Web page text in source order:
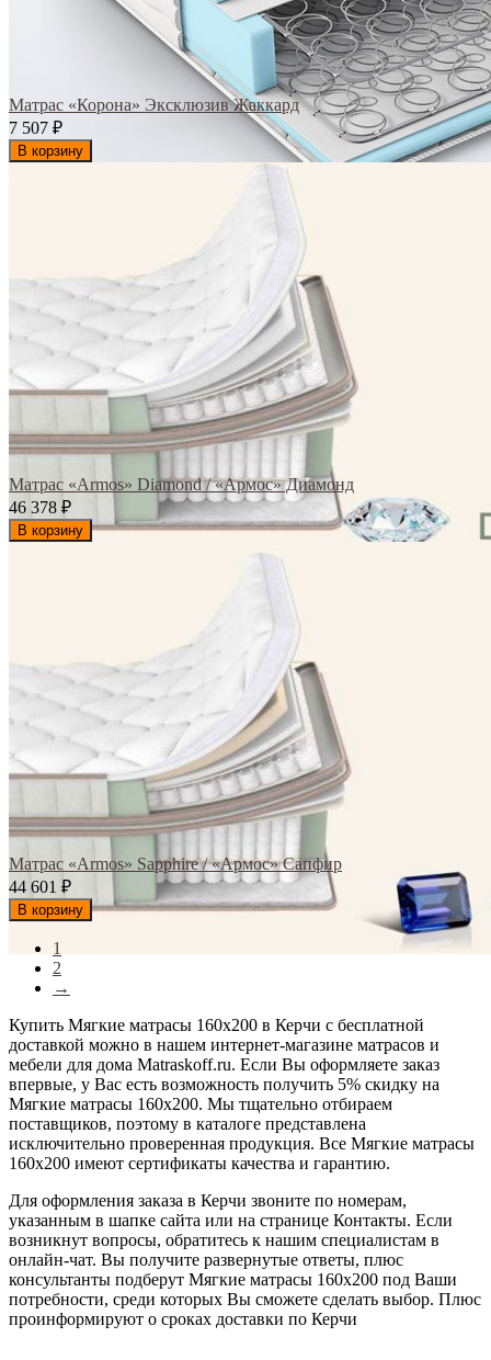
Матрас «Корона» Эксклюзив Жаккард
7 507 ₽
В корзину
Матрас «Armos» Diamond / «Армос» Диамонд
46 378 ₽
В корзину
Матрас «Armos» Sapphire / «Армос» Сапфир
44 601
₽
В корзину
1
2
→
Купить Мягкие матрасы 160x200 в Керчи с бесплатной
доставкой можно в нашем интернет-магазине матрасов и
мебели для дома Matraskoff.ru. Если Вы оформляете заказ
впервые, у Вас есть возможность получить 5% скидку на
Мягкие матрасы 160x200. Мы тщательно отбираем
поставщиков, поэтому в каталоге представлена
исключительно проверенная продукция. Все Мягкие матрасы
160x200 имеют сертификаты качества и гарантию.
Для оформления заказа в Керчи звоните по номерам,
указанным в шапке сайта или на странице Контакты. Если
возникнут вопросы, обратитесь к нашим специалистам в
онлайн-чат. Вы получите развернутые ответы, плюс
консультанты подберут Мягкие матрасы 160x200 под Ваши
потребности, среди которых Вы сможете сделать выбор. Плюс
проинформируют о сроках доставки по Керчи